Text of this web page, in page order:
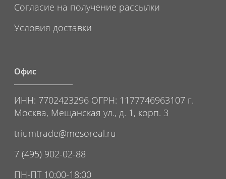
Согласие на получение рассылки
Условия доставки
Офис
ИНН: 7702423296 ОГРН: 1177746963107 г.
Москва, Мещанская ул., д. 1, корп. 3
triumtrade@mesoreal.ru
7 (495) 902-02-88
ПН-ПТ 10:00-18:00